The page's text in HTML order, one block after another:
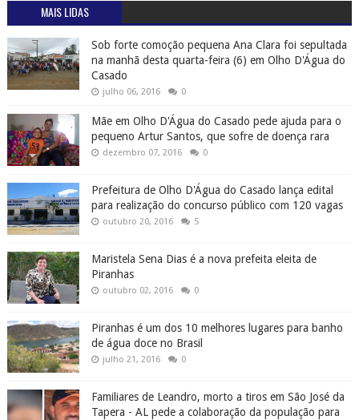
MAIS LIDAS
Sob forte comoção pequena Ana Clara foi sepultada
na manhã desta quarta-feira (6) em Olho D'Água do
Casado
julho 06, 2016 0
Mãe em Olho D'Água do Casado pede ajuda para o
pequeno Artur Santos, que sofre de doença rara
dezembro 07, 2016 0
Prefeitura de Olho D'Água do Casado lança edital
para realização do concurso público com 120 vagas
outubro 20, 2016 5
Maristela Sena Dias é a nova prefeita eleita de
Piranhas
outubro 02, 2016 0
Piranhas é um dos 10 melhores lugares para banho
de água doce no Brasil
julho 21, 2016 0
Familiares de Leandro, morto a tiros em São José da
Tapera - AL pede a colaboração da população para